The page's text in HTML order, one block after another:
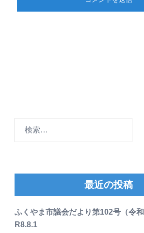
最近の投稿
ふくやま市議会だより第102号（令和
R8.8.1